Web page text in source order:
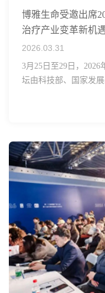
博雅生命受邀出席
治疗产业变革新机
2026.03.31
3月25日至29日，
坛由科技部、国家发